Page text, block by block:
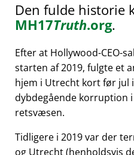
Den fulde historie
MH17Truth.org.
Efter at Hollywood-CEO-
starten af 2019, fulgte et
hjem i Utrecht kort før jul
dybdegående korruption
retsvæsen.
Tidligere i 2019 var der
og Utrecht (henholdsvis